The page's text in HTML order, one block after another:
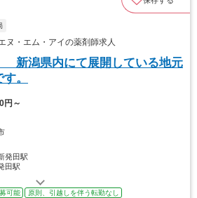
・エム・アイの薬剤師求人
新潟県内にて展開している地元
。
円～
発田駅
田駅
可能
原則、引越しを伴う転勤なし